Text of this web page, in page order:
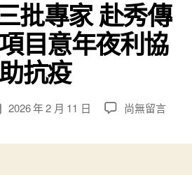
批專家 赴秀傳
目意年夜利協
助抗疫
2026 年 2 月 11 日
在
尚無留言